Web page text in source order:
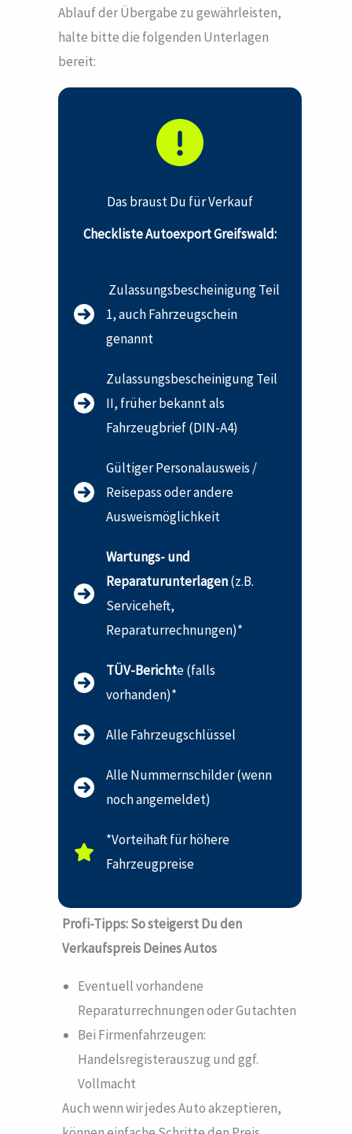
Ablauf der Übergabe zu gewährleisten,
halte bitte die folgenden Unterlagen
bereit:
Das braust Du für Verkauf
Checkliste Autoexport Greifswald:
Zulassungsbescheinigung Teil
1, auch Fahrzeugschein
genannt
Zulassungsbescheinigung Teil
II, früher bekannt als
Fahrzeugbrief (DIN-A4)
Gültiger Personalausweis /
Reisepass oder andere
Ausweismöglichkeit
Wartungs- und
Reparaturunterlagen(z.B.
Serviceheft,
Reparaturrechnungen)*
TÜV-Berichte (falls
vorhanden)*
Alle Fahrzeugschlüssel
Alle Nummernschilder (wenn
noch angemeldet)
*Vorteihaft für höhere
Fahrzeugpreise
Profi-Tipps: So steigerst Du den
Verkaufspreis Deines Autos
Eventuell vorhandene
Reparaturrechnungen oder Gutachten
Bei Firmenfahrzeugen:
Handelsregisterauszug und ggf.
Vollmacht
Auch wenn wir jedes Auto akzeptieren,